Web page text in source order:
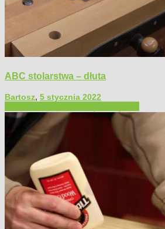
ABC stolarstwa – dłuta
Bartosz, 5 stycznia 2022